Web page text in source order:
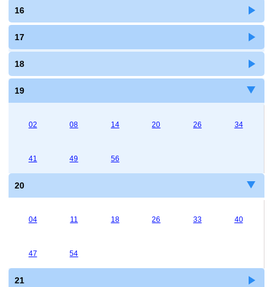
16
17
18
19
02 08 14 20 26 34
41 49 56
20
04 11 18 26 33 40
47 54
21